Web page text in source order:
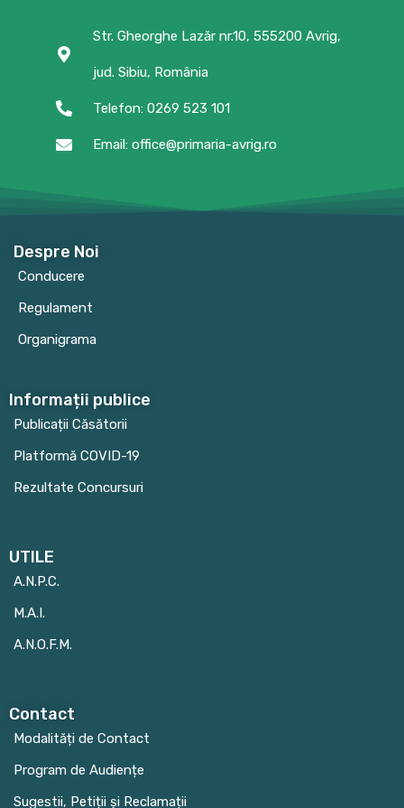
Str. Gheorghe Lazăr nr.10, 555200 Avrig,
jud. Sibiu, România
Telefon: 0269 523 101
Email: office@primaria-avrig.ro
Despre Noi
Conducere
Regulament
Organigrama
Informații publice
Publicații Căsătorii
Platformă COVID-19
Rezultate Concursuri
UTILE
A.N.P.C.
M.A.I.
A.N.O.F.M.
Contact
Modalități de Contact
Program de Audiențe
Sugestii, Petiții și Reclamații